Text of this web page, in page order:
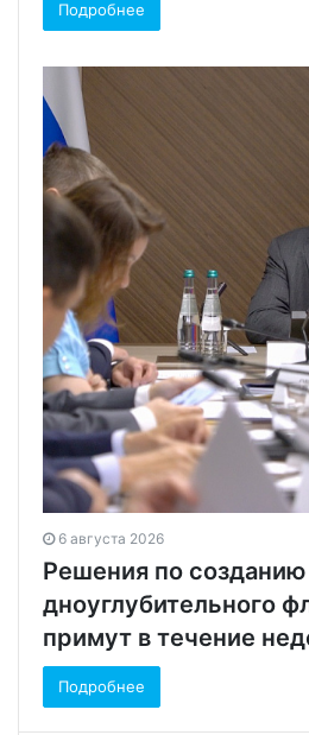
Подробнее
6 августа 2026
Решения по созданию
дноуглубительного
примут в течение
Подробнее